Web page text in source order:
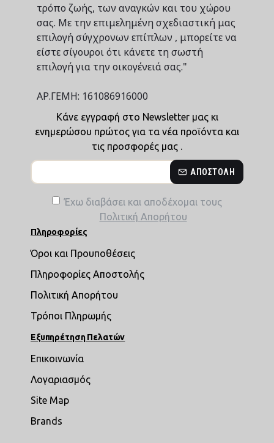
τρόπο ζωής, των αναγκών και του χώρου
σας. Με την επιμελημένη σχεδιαστική μας
επιλογή σύγχρονων επίπλων , μπορείτε να
είστε σίγουροι ότι κάνετε τη σωστή
επιλογή για την οικογένειά σας."
ΑΡ.ΓΕΜΗ: 161086916000
Κάνε εγγραφή στο Newsletter μας κι
ενημερώσου πρώτος για τα νέα προϊόντα και
τις προσφορές μας .
ΑΠΟΣΤΟΛΉ
Έχω διαβάσει και αποδέχομαι τους
Πολιτική Απορήτου
Πληροφορίες
Όροι και Προυποθέσεις
Πληροφορίες Αποστολής
Πολιτική Απορήτου
Τρόποι Πληρωμής
Εξυπηρέτηση Πελατών
Επικοινωνία
Λογαριασμός
Site Map
Brands